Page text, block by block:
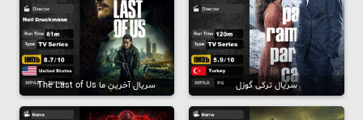
سریال ترکی گوزل سریال آخرینِ ما The Last of Us